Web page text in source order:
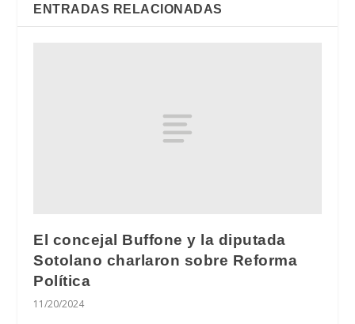
ENTRADAS RELACIONADAS
El concejal Buffone y la diputada
Sotolano charlaron sobre Reforma
Política
11/20/2024